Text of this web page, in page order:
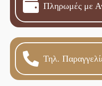
Πληρωμές με
Τηλ.